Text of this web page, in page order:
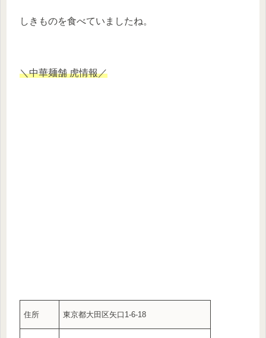
しきものを食べていましたね。
＼中華麺舗 虎情報／
住所 東京都大田区矢口1-6-18